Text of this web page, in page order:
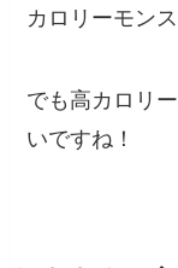
カロリーモン
でも高カロリ
いですね！